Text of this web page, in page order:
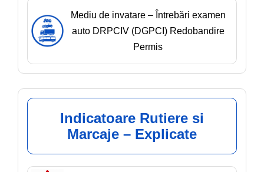
Mediu de invatare – Întrebări examen
auto DRPCIV (DGPCI) Redobandire
Permis
Indicatoare Rutiere si
Marcaje – Explicate